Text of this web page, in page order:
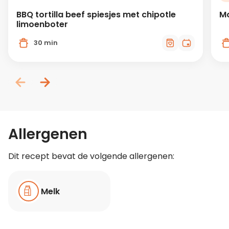
BBQ tortilla beef spiesjes met chipotle
limoenboter
30 min
Allergenen
Dit recept bevat de volgende allergenen:
Melk